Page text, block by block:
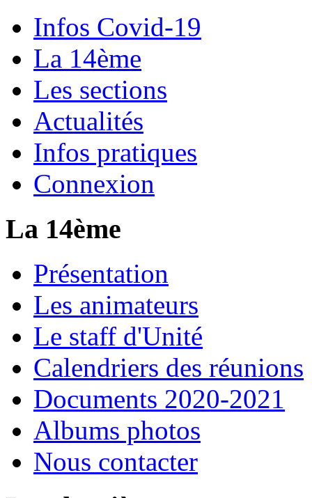
Infos Covid-19
La 14ème
Les sections
Actualités
Infos pratiques
Connexion
La 14ème
Présentation
Les animateurs
Le staff d'Unité
Calendriers des réunions
Documents 2020-2021
Albums photos
Nous contacter